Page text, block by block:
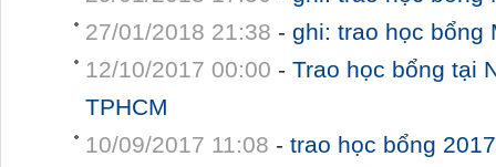
27/01/2018 21:38 -ghi: trao học bổng
12/10/2017 00:00 -Trao học bổng tại
TPHCM
10/09/2017 11:08 -trao học bổng